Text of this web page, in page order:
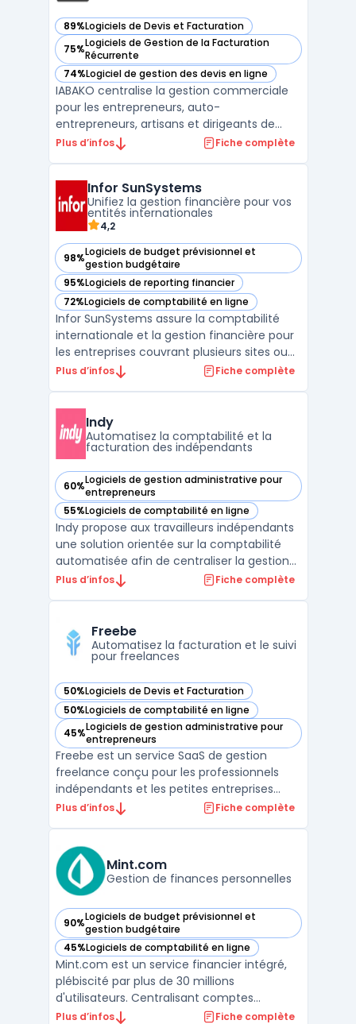
89%Logiciels de Devis et Facturation
— voir IABAKO dans cette catégorie
75%Logiciels de Gestion de la Facturation
Récurrente
— voir IABAKO dans cette catégorie
74%Logiciel de gestion des devis en ligne
— voir IABAKO dans cette catégorie
IABAKO centralise la gestion commerciale
pour les entrepreneurs, auto-
entrepreneurs, artisans et dirigeants de
petites entreprises. Ce logiciel propose une
électronique, le suivi des achats et la
gestion des stocks. ...
Plus d’infos Fiche complète
Infor SunSystems
Unifiez la gestion financière pour vos
entités internationales
4,2
98%Logiciels de budget prévisionnel et
gestion budgétaire
— voir Infor SunSystems dans cette catégorie
95%Logiciels de reporting financier
— voir Infor SunSystems dans cette catégorie
72%Logiciels de comptabilité en ligne
— voir Infor SunSystems dans cette catégorie
Infor SunSystems assure la comptabilité
internationale et la gestion financière pour
les entreprises couvrant plusieurs sites ou
filiales. Ce logiciel s’adresse aux groupes
multi-monnaies et multi-langues. Les org ...
Plus d’infos Fiche complète
Indy
Automatisez la comptabilité et la
facturation des indépendants
60%Logiciels de gestion administrative pour
entrepreneurs
— voir Indy dans cette catégorie
55%Logiciels de comptabilité en ligne
— voir Indy dans cette catégorie
Indy propose aux travailleurs indépendants
une solution orientée sur la comptabilité
automatisée afin de centraliser la gestion
administrative à travers une application en
entrepreneurs, sociétés individuelles et
sociétés (SAS, SA ...
Plus d’infos Fiche complète
Freebe
Automatisez la facturation et le suivi
pour freelances
50%Logiciels de Devis et Facturation
— voir Freebe dans cette catégorie
50%Logiciels de comptabilité en ligne
— voir Freebe dans cette catégorie
45%Logiciels de gestion administrative pour
entrepreneurs
— voir Freebe dans cette catégorie
Freebe est un service SaaS de gestion
freelance conçu pour les professionnels
indépendants et les petites entreprises
recherchant un outil pour organiser leur
administratifs présentent un enjeu de
temps pour les micro ...
Plus d’infos Fiche complète
Mint.com
Gestion de finances personnelles
90%Logiciels de budget prévisionnel et
gestion budgétaire
— voir Mint.com dans cette catégorie
45%Logiciels de comptabilité en ligne
— voir Mint.com dans cette catégorie
Mint.com est un service financier intégré,
plébiscité par plus de 30 millions
d'utilisateurs. Centralisant comptes
bancaires, cartes de crédit, investissements
Plus d’infos Fiche complète